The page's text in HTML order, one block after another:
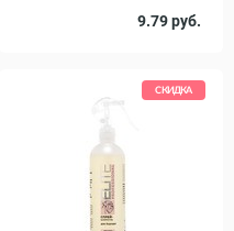
9.79 руб.
СКИДКА